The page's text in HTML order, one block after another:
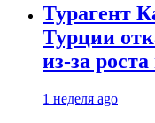
Турагент
Турции
из-за
1 неделя ago